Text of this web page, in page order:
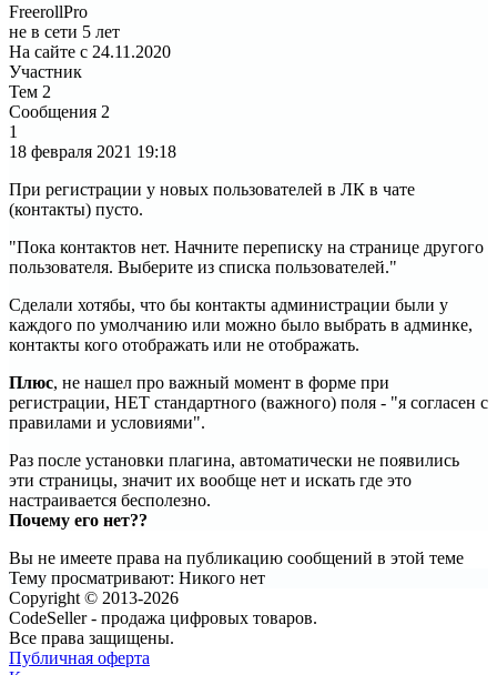
FreerollPro
не в сети 5 лет
На сайте с 24.11.2020
Участник
Тем 2
Сообщения 2
1
18 февраля 2021 19:18
При регистрации у новых пользователей в ЛК в чате
(контакты) пусто.
"Пока контактов нет. Начните переписку на странице другого
пользователя. Выберите из списка пользователей."
Сделали хотябы, что бы контакты администрации были у
каждого по умолчанию или можно было выбрать в админке,
контакты кого отображать или не отображать.
Плюс, не нашел про важный момент в форме при
регистрации, НЕТ стандартного (важного) поля - "я согласен с
правилами и условиями".
Раз после установки плагина, автоматически не появились
эти страницы, значит их вообще нет и искать где это
настраивается бесполезно.
Почему его нет??
Вы не имеете права на публикацию сообщений в этой теме
Тему просматривают: Никого нет
Copyright © 2013-2026
CodeSeller - продажа цифровых товаров.
Все права защищены.
Публичная оферта